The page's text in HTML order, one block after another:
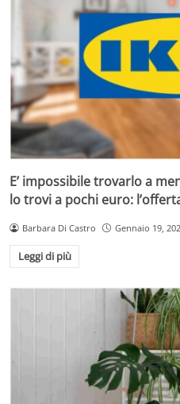
E’ impossibile trovarlo a
lo trovi a pochi euro:
Barbara Di Castro Gennaio 19,
Leggi di più